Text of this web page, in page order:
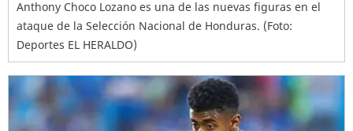
Anthony Choco Lozano es una de las nuevas figuras en el
ataque de la Selección Nacional de Honduras. (Foto:
Deportes EL HERALDO)